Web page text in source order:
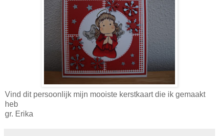
Vind dit persoonlijk mijn mooiste kerstkaart die ik gemaakt
heb
gr. Erika